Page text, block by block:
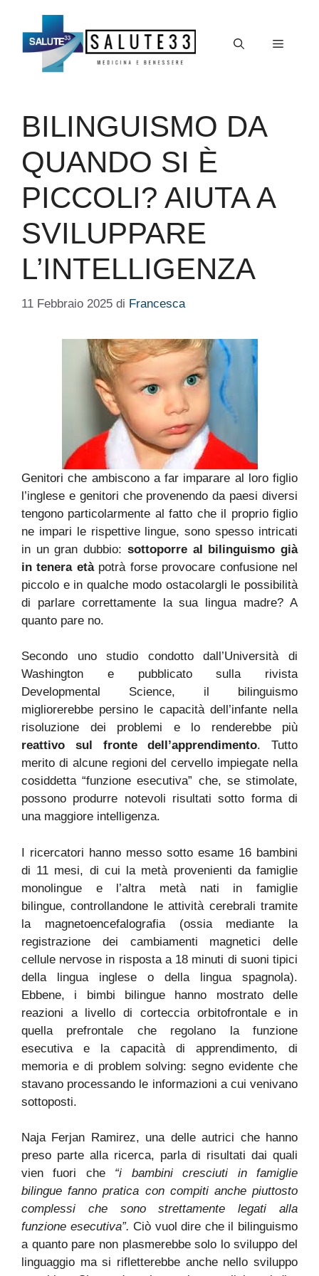
contenuto
Menu
BILINGUISMO DA
QUANDO SI È
PICCOLI? AIUTA A
SVILUPPARE
L’INTELLIGENZA
11 Febbraio 2025 di Francesca
Genitori che ambiscono a far imparare al loro figlio
l’inglese e genitori che provenendo da paesi diversi
tengono particolarmente al fatto che il proprio figlio
ne impari le rispettive lingue, sono spesso intricati
in un gran dubbio: sottoporre al bilinguismo già
in tenera etàpotrà forse provocare confusione nel
piccolo e in qualche modo ostacolargli le possibilità
di parlare correttamente la sua lingua madre? A
quanto pare no.
Secondo uno studio condotto dall’Università di
Washington e pubblicato sulla rivista
Developmental Science, il bilinguismo
migliorerebbe persino le capacità dell’infante nella
risoluzione dei problemi e lo renderebbe più
reattivo sul fronte dell’apprendimento. Tutto
merito di alcune regioni del cervello impiegate nella
cosiddetta “funzione esecutiva” che, se stimolate,
possono produrre notevoli risultati sotto forma di
una maggiore intelligenza.
I ricercatori hanno messo sotto esame 16 bambini
di 11 mesi, di cui la metà provenienti da famiglie
monolingue e l’altra metà nati in famiglie
bilingue, controllandone le attività cerebrali tramite
la magnetoencefalografia (ossia mediante la
registrazione dei cambiamenti magnetici delle
cellule nervose in risposta a 18 minuti di suoni tipici
della lingua inglese o della lingua spagnola).
Ebbene, i bimbi bilingue hanno mostrato delle
reazioni a livello di corteccia orbitofrontale e in
quella prefrontale che regolano la funzione
esecutiva e la capacità di apprendimento, di
memoria e di problem solving: segno evidente che
stavano processando le informazioni a cui venivano
sottoposti.
Naja Ferjan Ramirez, una delle autrici che hanno
preso parte alla ricerca, parla di risultati dai quali
vien fuori che “i bambini cresciuti in famiglie
bilingue fanno pratica con compiti anche piuttosto
complessi che sono strettamente legati alla
funzione esecutiva”.Ciò vuol dire che il bilinguismo
a quanto pare non plasmerebbe solo lo sviluppo del
linguaggio ma si rifletterebbe anche nello sviluppo